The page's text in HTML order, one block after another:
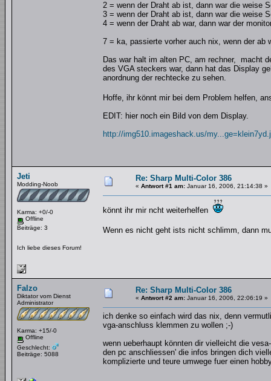
2 = wenn der Draht ab ist, dann war die weise
3 = wenn der Draht ab ist, dann war die weise
4 = wenn der Draht ab war, dann war der
7 = ka, passierte vorher auch nix, wenn der ab
Das war halt im alten PC, am rechner, macht
des VGA steckers war, dann hat das Display
anordnung der rechtecke zu sehen.
Hoffe, ihr könnt mir bei dem Problem helfen,
EDIT: hier noch ein Bild von dem Display.
http://img510.imageshack.us/
Jeti
Modding-Noob
Karma: +0/-0
Offline
Beiträge: 3
Ich liebe dieses Forum!
Re: Sharp Multi-Color 386
« Antwort #1 am: Januar 16, 2006, 21:14:38 »
könnt ihr mir ncht weiterhelfen
Wenn es nicht geht ists nicht schlimm, dann
Falzo
Diktator vom Dienst
Administrator
Karma: +15/-0
Offline
Geschlecht:
Beiträge: 5088
Re: Sharp Multi-Color 386
« Antwort #2 am: Januar 16, 2006, 22:06:19 »
ich denke so einfach wird das nix, denn
vga-anschluss klemmen zu wollen ;-)
wenn ueberhaupt könnten dir vielleicht die
den pc anschliessen' die infos bringen dich
komplizierte und teure umwege fuer einen